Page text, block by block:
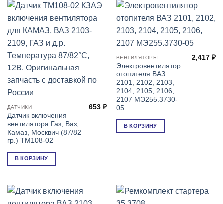
ДАТЧИКИ
Датчик включения
вентилятора Газ, Ваз,
Камаз, Москвич (87/82
гр.) ТМ108-02
653₽
В КОРЗИНУ
ВЕНТИЛЯТОРЫ
Электровентилятор
отопителя ВАЗ
2101, 2102, 2103,
2104, 2105, 2106,
2107 МЭ255.3730-
05
2,417₽
В КОРЗИНУ